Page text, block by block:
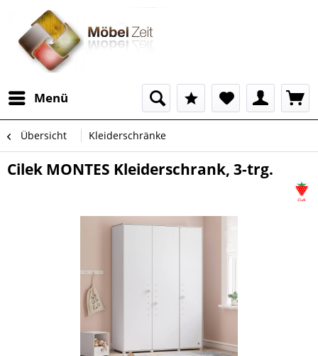
Menü
Übersicht Kleiderschränke
Cilek MONTES Kleiderschrank, 3-trg.